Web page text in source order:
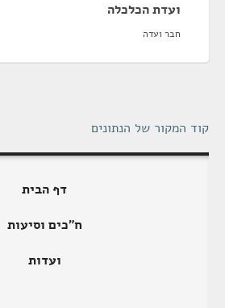
ועדת הכלכלה
חבר ועדה
קוד המקור של הנתונים
דף הבית
ח"כים וסיעות
ועדות